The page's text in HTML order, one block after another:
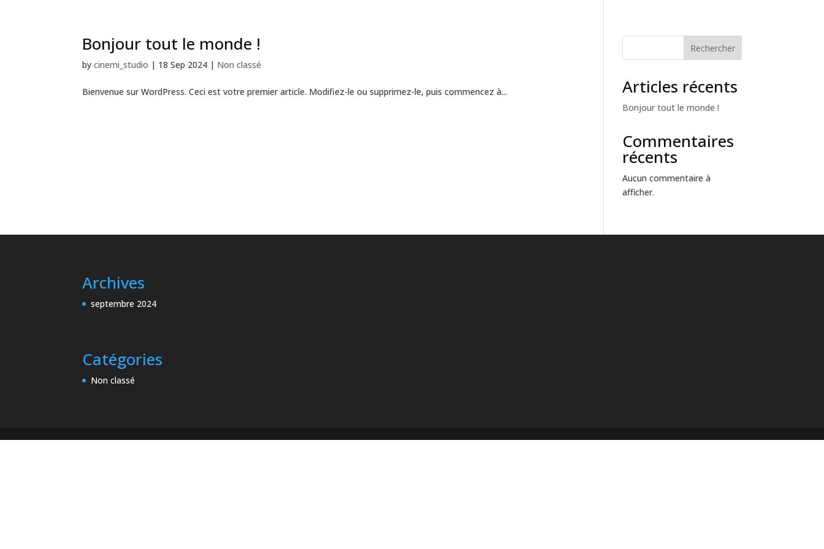
Bonjour tout le monde !
bycinemi_studio | 18 Sep 2024 | Non classé
Bienvenue sur WordPress. Ceci est votre premier article. Modifiez-le ou supprimez-le, puis commencez à...
Rechercher
Articles récents
Bonjour tout le monde !
Commentaires
récents
Aucun commentaire à
afficher.
Archives
septembre 2024
Catégories
Non classé